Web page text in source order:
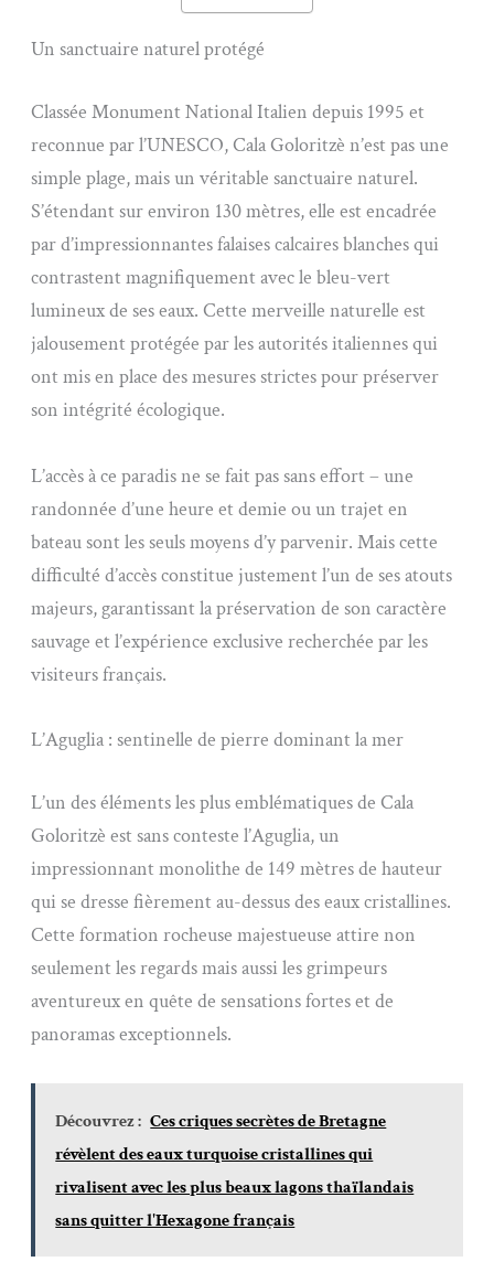
Un sanctuaire naturel protégé
Classée Monument National Italien depuis 1995 et
reconnue par l’UNESCO, Cala Goloritzè n’est pas une
simple plage, mais un véritable sanctuaire naturel.
S’étendant sur environ 130 mètres, elle est encadrée
par d’impressionnantes falaises calcaires blanches qui
contrastent magnifiquement avec le bleu-vert
lumineux de ses eaux. Cette merveille naturelle est
jalousement protégée par les autorités italiennes qui
ont mis en place des mesures strictes pour préserver
son intégrité écologique.
L’accès à ce paradis ne se fait pas sans effort – une
randonnée d’une heure et demie ou un trajet en
bateau sont les seuls moyens d’y parvenir. Mais cette
difficulté d’accès constitue justement l’un de ses atouts
majeurs, garantissant la préservation de son caractère
sauvage et l’expérience exclusive recherchée par les
visiteurs français.
L’Aguglia : sentinelle de pierre dominant la mer
L’un des éléments les plus emblématiques de Cala
Goloritzè est sans conteste l’Aguglia, un
impressionnant monolithe de 149 mètres de hauteur
qui se dresse fièrement au-dessus des eaux cristallines.
Cette formation rocheuse majestueuse attire non
seulement les regards mais aussi les grimpeurs
aventureux en quête de sensations fortes et de
panoramas exceptionnels.
Découvrez : Ces criques secrètes de Bretagne
révèlent des eaux turquoise cristallines qui
rivalisent avec les plus beaux lagons thaïlandais
sans quitter l'Hexagone français